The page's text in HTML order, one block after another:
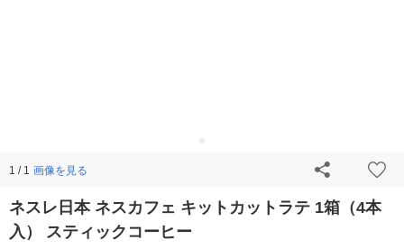
1 / 1 画像を見る
ネスレ日本 ネスカフェ キットカットラテ 1箱（4本
入） スティックコーヒー